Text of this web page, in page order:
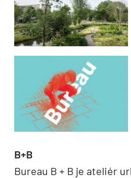
B+B
Bureau B + B je ateliér